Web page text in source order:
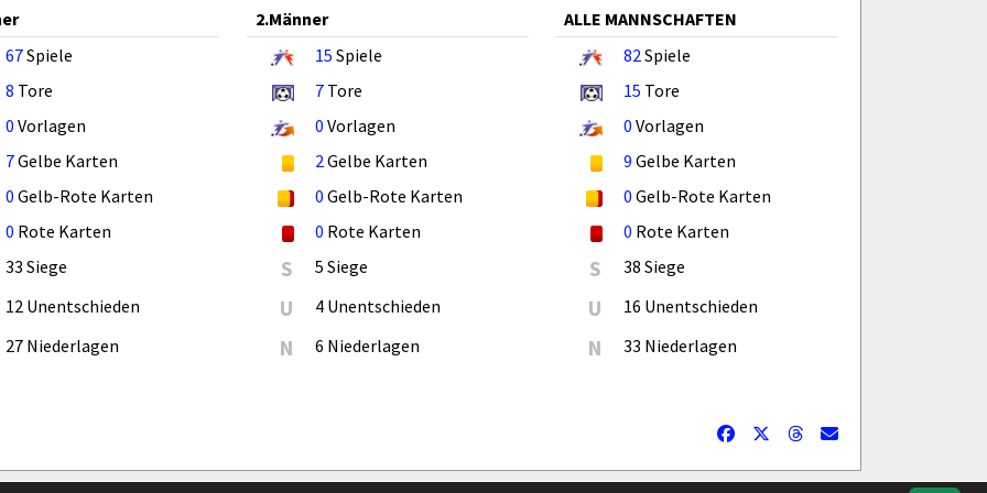
67Spiele
8 Tore
0 Vorlagen
7Gelbe Karten
0 Gelb-Rote Karten
0 Rote Karten
33 Siege
12 Unentschieden
27 Niederlagen
2.Männer
15 Spiele
7Tore
0 Vorlagen
2Gelbe Karten
0 Gelb-Rote Karten
0 Rote Karten
S 5 Siege
U 4 Unentschieden
N 6 Niederlagen
ALLE MANNSCHAFTEN
82Spiele
15 Tore
0 Vorlagen
9 Gelbe Karten
0 Gelb-Rote Karten
0 Rote Karten
S 38 Siege
U 16 Unentschieden
N 33 Niederlagen